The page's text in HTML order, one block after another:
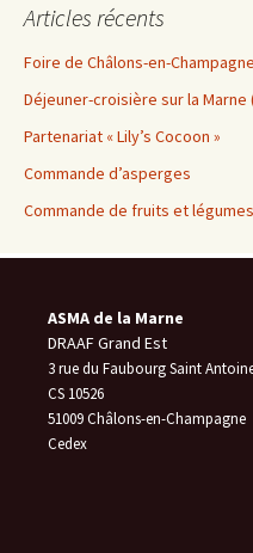
articles
Articles récents
Foire de Châlons-en-
Déjeuner-croisière sur la Marne
Partenariat « Lily’s Cocoon »
Commande d’asperges
Commande de fruits et
ASMA de la Marne
DRAAF Grand Est
3 rue du Faubourg Saint
CS 10526
51009 Châlons-en-Champagne
Cedex